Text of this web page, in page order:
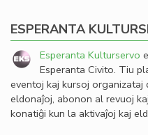
ESPERANTA
Esperanta Kulturservo
Esperanta Civito. Tiu
eventoj kaj kursoj
eldonaĵoj, abonon al revuoj
konatiĝi kun la aktivaĵoj kaj